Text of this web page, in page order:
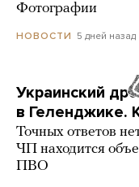
Фотографии
НОВОСТИ 5 дней назад
Украинский
в Геленджике.
Точных ответов
ЧП находится
ПВО